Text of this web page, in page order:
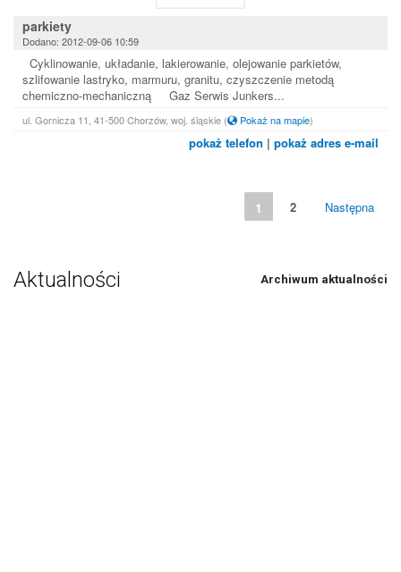
parkiety
Dodano: 2012-09-06 10:59
Cyklinowanie, układanie, lakierowanie, olejowanie parkietów,
szlifowanie lastryko, marmuru, granitu, czyszczenie metodą
chemiczno-mechaniczną Gaz Serwis Junkers...
ul. Gornicza 11, 41-500 Chorzów, woj. śląskie ( Pokaż na mapie)
pokaż telefon | pokaż adres e-mail
1 2 Następna
Aktualności Archiwum aktualności